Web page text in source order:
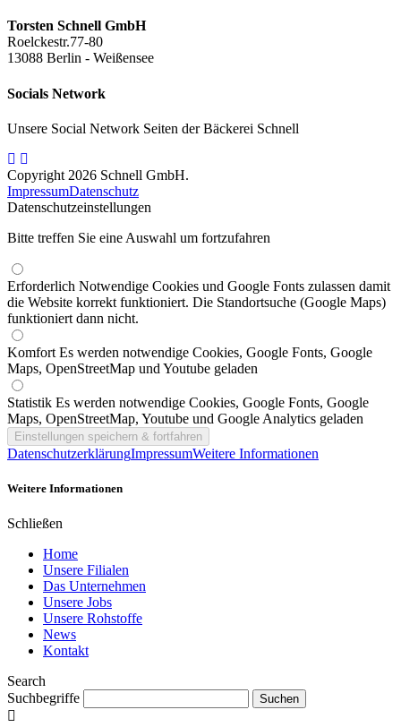
Torsten Schnell GmbH
Roelckestr.77-80
13088 Berlin - Weißensee
Socials Network
Unsere Social Network Seiten der Bäckerei Schnell
Copyright 2026 Schnell GmbH.
ImpressumDatenschutz
Datenschutzeinstellungen
Bitte treffen Sie eine Auswahl um fortzufahren
Erforderlich Notwendige Cookies und Google Fonts zulassen damit
die Website korrekt funktioniert. Die Standortsuche (Google Maps)
funktioniert dann nicht.
Komfort Es werden notwendige Cookies, Google Fonts, Google
Maps, OpenStreetMap und Youtube geladen
Statistik Es werden notwendige Cookies, Google Fonts, Google
Maps, OpenStreetMap, Youtube und Google Analytics geladen
DatenschutzerklärungImpressumWeitere Informationen
Weitere Informationen
Schließen
Home
Unsere Filialen
Das Unternehmen
Unsere Jobs
Unsere Rohstoffe
News
Kontakt
Search
Suchbegriffe